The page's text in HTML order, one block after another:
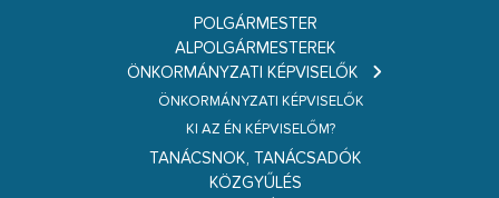
POLGÁRMESTER
ALPOLGÁRMESTEREK
ÖNKORMÁNYZATI KÉPVISELŐK
ÖNKORMÁNYZATI KÉPVISELŐK
KI AZ ÉN KÉPVISELŐM?
TANÁCSNOK, TANÁCSADÓK
KÖZGYŰLÉS